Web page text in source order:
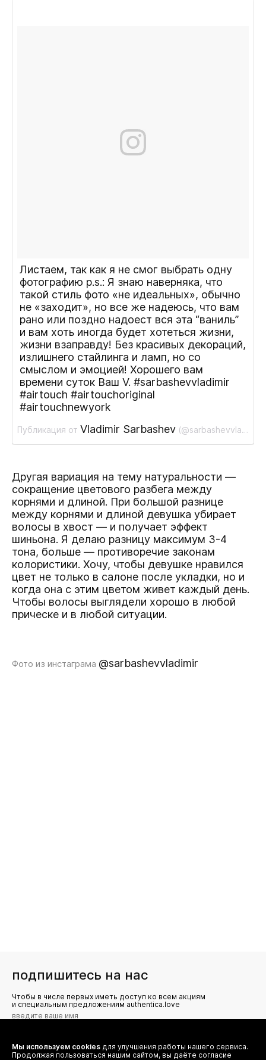
Листаем, так как я не смог выбрать одну
фотографию p.s.: Я знаю наверняка, что
такой стиль фото «не идеальных», обычно
не «заходит», но все же надеюсь, что вам
рано или поздно надоест вся эта “ваниль”
и вам хоть иногда будет хотеться жизни,
жизни взаправду! Без красивых декораций,
излишнего стайлинга и ламп, но со
смыслом и эмоцией! Хорошего вам
времени суток Ваш V. #sarbashevvladimir
#airtouch #airtouchoriginal
#airtouchnewyork
Публикация от Vladimir Sarbashev (@sarbashevvladimir)
Другая вариация на тему натуральности —
сокращение цветового разбега между
корнями и длиной. При большой разнице
между корнями и длиной девушка убирает
волосы в хвост — и получает эффект
шиньона. Я делаю разницу максимум 3-4
тона, больше — противоречие законам
колористики. Хочу, чтобы девушке нравился
цвет не только в салоне после укладки, но и
когда она с этим цветом живет каждый день.
Чтобы волосы выглядели хорошо в любой
прическе и в любой ситуации.
Фото из инстаграма @sarbashevvladimir
подпишитесь на нас
Чтобы в числе первых иметь доступ ко всем акциям
и специальным предложениям authentica.love
Я даю согласие на сбор, обработку и хранение моих
персональных данных (имя, email, телефон) для получения
Мы используем cookies для улучшения работы нашего сервиса.
Продолжая пользоваться нашим сайтом, вы даёте согласие